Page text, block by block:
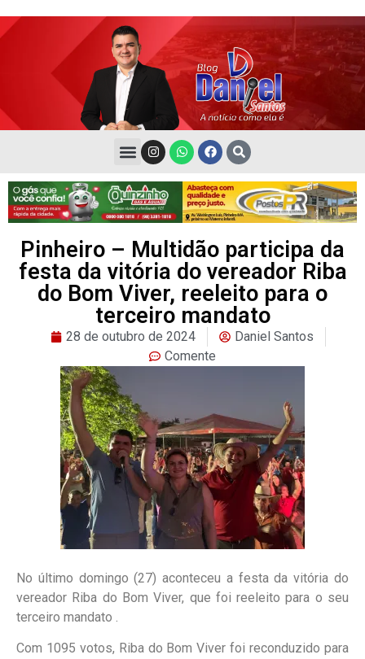
Pinheiro – Multidão participa da
festa da vitória do vereador Riba
do Bom Viver, reeleito para o
terceiro mandato
28 de outubro de 2024
Daniel Santos
Comente
No último domingo (27) aconteceu a festa da vitória do
vereador Riba do Bom Viver, que foi reeleito para o seu
terceiro mandato .
Com 1095 votos, Riba do Bom Viver foi reconduzido para